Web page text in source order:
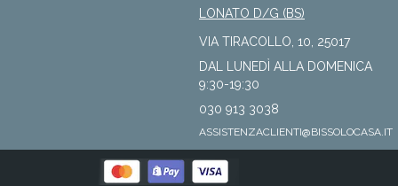
LONATO D/G (BS)
VIA TIRACOLLO, 10, 25017
DAL LUNEDÌ ALLA DOMENICA
9:30-19:30
030 913 3038
ASSISTENZACLIENTI@BISSOLOCASA.IT